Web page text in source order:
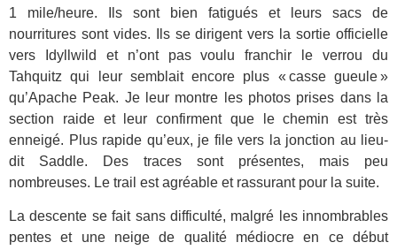
1 mile/heure. Ils sont bien fatigués et leurs sacs de
nourritures sont vides. Ils se dirigent vers la sortie officielle
vers Idyllwild et n’ont pas voulu franchir le verrou du
Tahquitz qui leur semblait encore plus « casse gueule »
qu’Apache Peak. Je leur montre les photos prises dans la
section raide et leur confirment que le chemin est très
enneigé. Plus rapide qu’eux, je file vers la jonction au lieu-
dit Saddle. Des traces sont présentes, mais peu
nombreuses. Le trail est agréable et rassurant pour la suite.
La descente se fait sans difficulté, malgré les innombrables
pentes et une neige de qualité médiocre en ce début